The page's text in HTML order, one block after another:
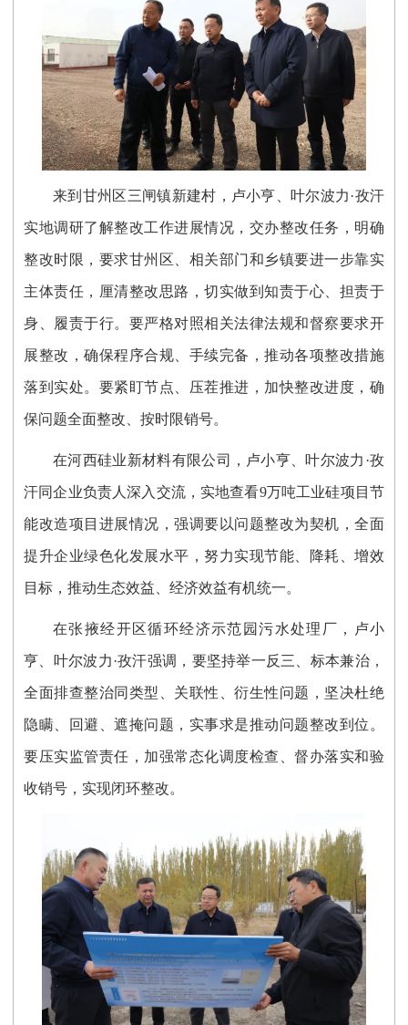
来到甘州区三闸镇新建村，卢小亨、叶尔波力·孜汗
实地调研了解整改工作进展情况，交办整改任务，明确
整改时限，要求甘州区、相关部门和乡镇要进一步靠实
主体责任，厘清整改思路，切实做到知责于心、担责于
身、履责于行。要严格对照相关法律法规和督察要求开
展整改，确保程序合规、手续完备，推动各项整改措施
落到实处。要紧盯节点、压茬推进，加快整改进度，确
保问题全面整改、按时限销号。
在河西硅业新材料有限公司，卢小亨、叶尔波力·孜
汗同企业负责人深入交流，实地查看9万吨工业硅项目节
能改造项目进展情况，强调要以问题整改为契机，全面
提升企业绿色化发展水平，努力实现节能、降耗、增效
目标，推动生态效益、经济效益有机统一。
在张掖经开区循环经济示范园污水处理厂，卢小
亨、叶尔波力·孜汗强调，要坚持举一反三、标本兼治，
全面排查整治同类型、关联性、衍生性问题，坚决杜绝
隐瞒、回避、遮掩问题，实事求是推动问题整改到位。
要压实监管责任，加强常态化调度检查、督办落实和验
收销号，实现闭环整改。